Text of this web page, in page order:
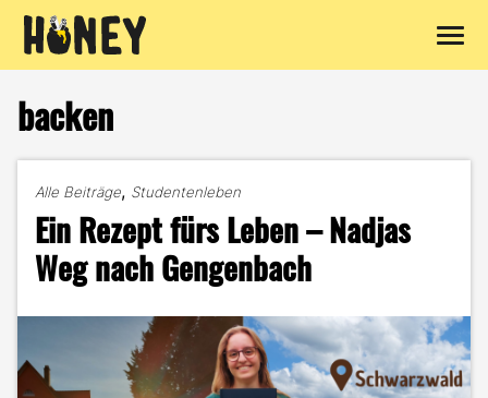
Inhalt
springen
backen
Alle Beiträge, Studentenleben
Ein Rezept fürs Leben – Nadjas
Weg nach Gengenbach